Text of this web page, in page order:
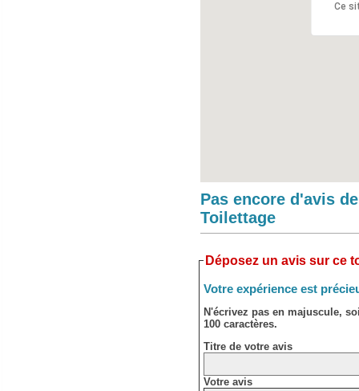
Ce
Pas encore d'avis
Toilettage
Déposez un avis sur ce
Votre expérience est
N'écrivez pas en majuscule,
100 caractères.
Titre de votre avis
Votre avis